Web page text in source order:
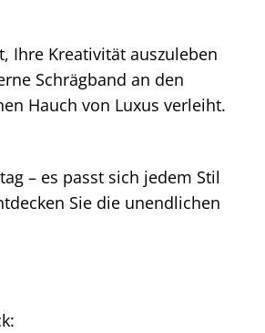
Ihre Kreativität auszuleben
Schrägband an den
Hauch von Luxus verleiht.
– es passt sich jedem Stil
Sie die unendlichen